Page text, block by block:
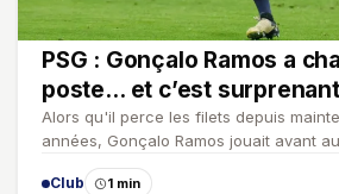
PSG : Gonçalo Ramos a
poste… et c’est
Alors qu'il perce les filets depuis
années, Gonçalo Ramos jouait avant
Club 1 min